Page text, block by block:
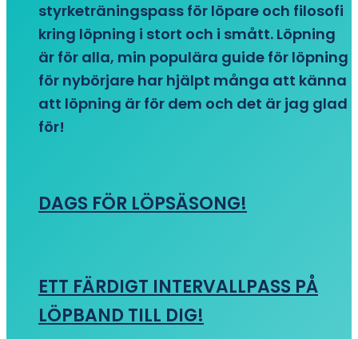
styrketräningspass för löpare och filosofi
kring löpning i stort och i smått. Löpning
är för alla, min populära guide för löpning
för nybörjare har hjälpt många att känna
att löpning är för dem och det är jag glad
för!
DAGS FÖR LÖPSÄSONG!
ETT FÄRDIGT INTERVALLPASS PÅ
LÖPBAND TILL DIG!